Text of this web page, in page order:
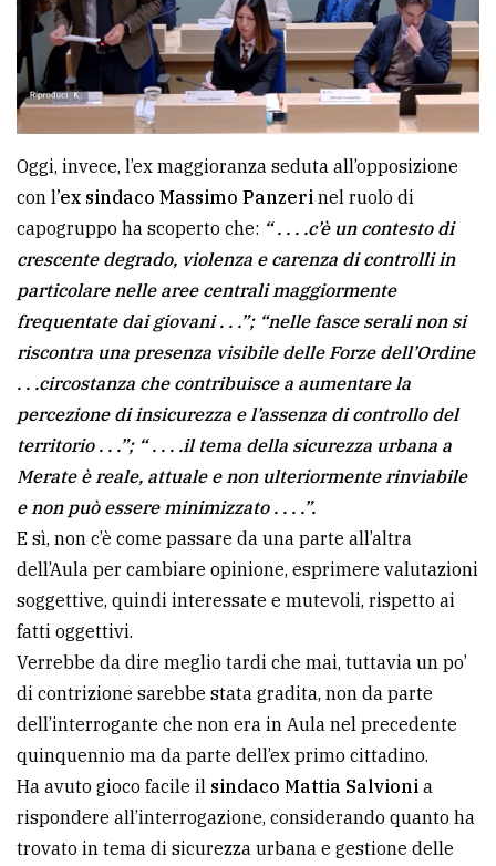
PRIVACY
policy
Cookie
policy
Oggi, invece, l’ex maggioranza seduta all’opposizione
con l’ex sindaco Massimo Panzeri nel ruolo di
capogruppo ha scoperto che: “ . . . .c’è un contesto di
crescente degrado, violenza e carenza di controlli in
particolare nelle aree centrali maggiormente
frequentate dai giovani . . .”; “nelle fasce serali non si
riscontra una presenza visibile delle Forze dell’Ordine
. . .circostanza che contribuisce a aumentare la
percezione di insicurezza e l’assenza di controllo del
territorio . . .”; “ . . . .il tema della sicurezza urbana a
Merate è reale, attuale e non ulteriormente rinviabile
e non può essere minimizzato . . . .”.
E sì, non c’è come passare da una parte all’altra
dell’Aula per cambiare opinione, esprimere valutazioni
soggettive, quindi interessate e mutevoli, rispetto ai
fatti oggettivi.
Verrebbe da dire meglio tardi che mai, tuttavia un po’
di contrizione sarebbe stata gradita, non da parte
dell’interrogante che non era in Aula nel precedente
quinquennio ma da parte dell’ex primo cittadino.
Ha avuto gioco facile il sindaco Mattia Salvioni a
rispondere all’interrogazione, considerando quanto ha
trovato in tema di sicurezza urbana e gestione delle